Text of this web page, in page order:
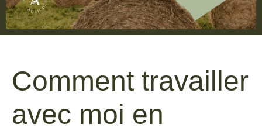
Comment travailler
avec moi en